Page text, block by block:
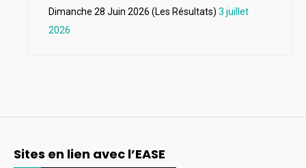
Dimanche 28 Juin 2026 (Les Résultats) 3 juillet
2026
Sites en lien avec l’EASE